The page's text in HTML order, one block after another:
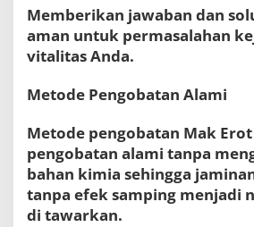
Memberikan jawaban dan
aman untuk permasalahan
vitalitas Anda.
Metode Pengobatan Alami
Metode pengobatan Mak
pengobatan alami tanpa
bahan kimia sehingga
tanpa efek samping menjadi
di tawarkan.